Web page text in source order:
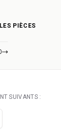
PIÈCES
SUIVANTS :